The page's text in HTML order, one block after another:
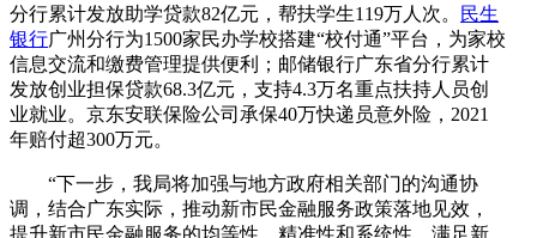
分行累计发放助学贷款82亿元，帮扶学生119万人次。
民生
银行广州分行为1500家民办学校搭建“校付通”平台，为家校
信息交流和缴费管理提供便利；邮储银行广东省分行累计
发放创业担保贷款68.3亿元，支持4.3万名重点扶持人员创
业就业。京东安联保险公司承保40万快递员意外险，2021
年赔付超300万元。
“下一步，我局将加强与地方政府相关部门的沟通协
调，结合广东实际，推动新市民金融服务政策落地见效，
提升新市民金融服务的均等性、精准性和系统性，满足新